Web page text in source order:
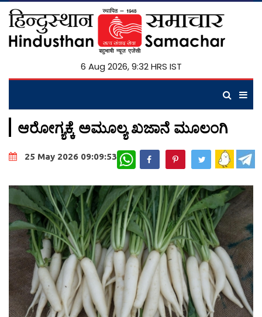
6 Aug 2026, 9:32 HRS IST
ಆರೋಗ್ಯಕ್ಕೆ ಅಮೂಲ್ಯ ಖಜಾನೆ ಮೂಲಂಗಿ
25 May 2026 09:09:53 WhatsApp